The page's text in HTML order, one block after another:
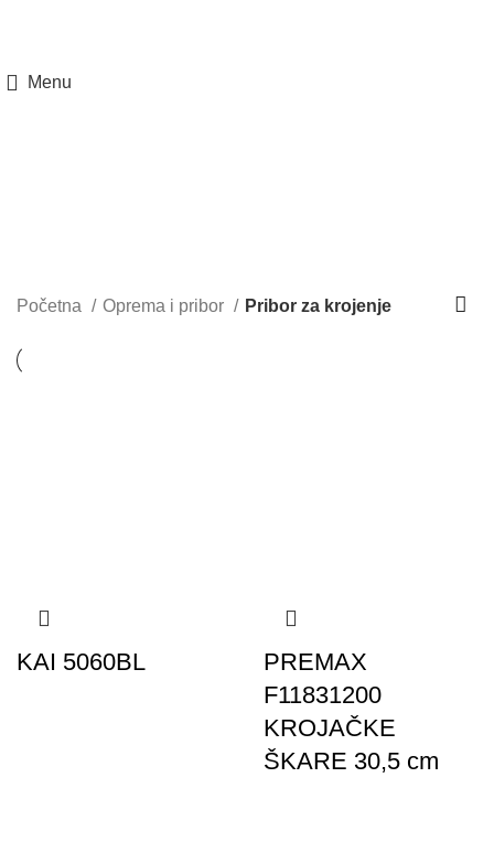
Menu
Početna Oprema i pribor Pribor za krojenje
KAI 5060BL
PREMAX
F11831200
KROJAČKE
ŠKARE 30,5 cm